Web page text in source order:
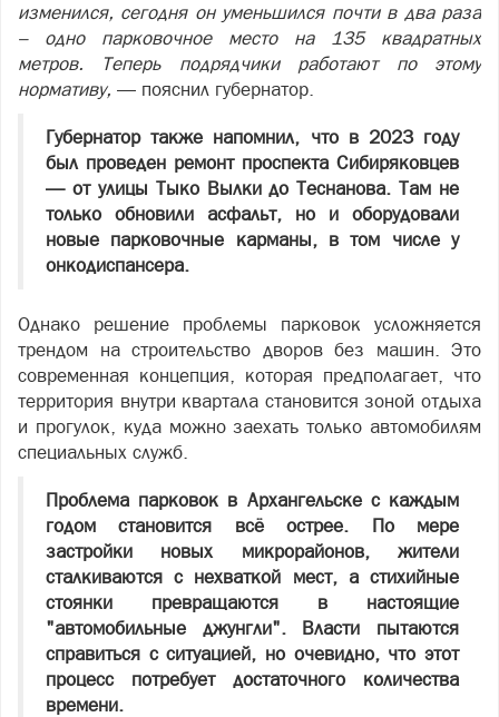
изменился, сегодня он уменьшился почти в два раза
– одно парковочное место на 135 квадратных
метров. Теперь подрядчики работают по этому
нормативу, — пояснил губернатор.
Губернатор также напомнил, что в 2023 году
был проведен ремонт проспекта Сибиряковцев
— от улицы Тыко Вылки до Теснанова. Там не
только обновили асфальт, но и оборудовали
новые парковочные карманы, в том числе у
онкодиспансера.
Однако решение проблемы парковок усложняется
трендом на строительство дворов без машин. Это
современная концепция, которая предполагает, что
территория внутри квартала становится зоной отдыха
и прогулок, куда можно заехать только автомобилям
специальных служб.
Проблема парковок в Архангельске с каждым
годом становится всё острее. По мере
застройки новых микрорайонов, жители
сталкиваются с нехваткой мест, а стихийные
стоянки превращаются в настоящие
"автомобильные джунгли". Власти пытаются
справиться с ситуацией, но очевидно, что этот
процесс потребует достаточного количества
времени.